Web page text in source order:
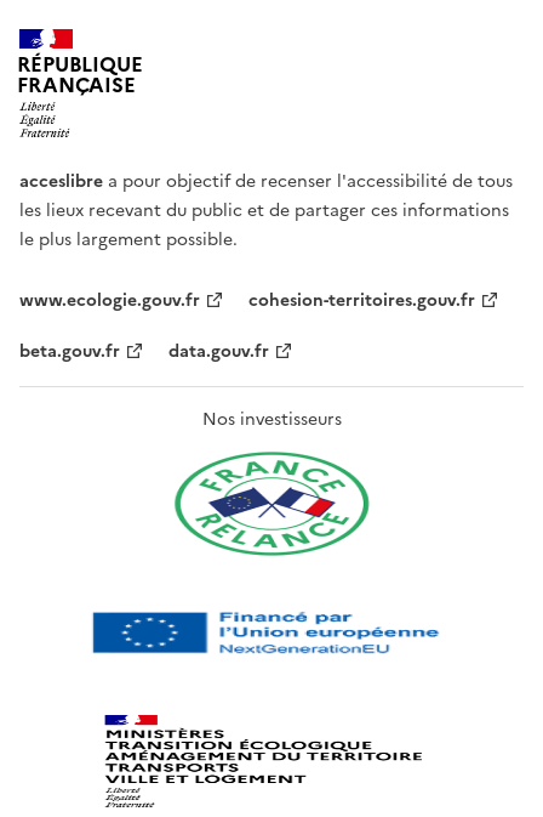
RÉPUBLIQUE
FRANÇAISE
acceslibre a pour objectif de recenser l'accessibilité de tous
les lieux recevant du public et de partager ces informations
le plus largement possible.
www.ecologie.gouv.fr
cohesion-territoires.gouv.fr
beta.gouv.fr
data.gouv.fr
Nos investisseurs